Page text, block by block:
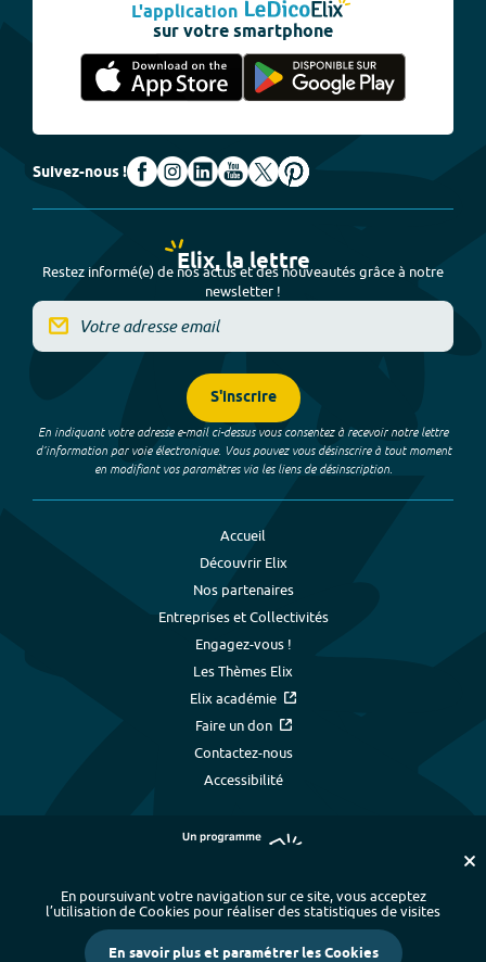
L'application
sur votre smartphone
Suivez-nous !
Elix, la lettre
Restez informé(e) de nos actus et des nouveautés grâce à notre
newsletter !
S'inscrire
En indiquant votre adresse e-mail ci-dessus vous consentez à recevoir notre lettre
d’information par voie électronique. Vous pouvez vous désinscrire à tout moment
en modifiant vos paramètres via les liens de désinscription.
Accueil
Découvrir Elix
Nos partenaires
Entreprises et Collectivités
Engagez-vous !
Les Thèmes Elix
Elix académie
Faire un don
Contactez-nous
Accessibilité
Plan du site - Index alphabétique
-
Mentions légales et données personnelles
- Paramétrer les cookies
En poursuivant votre navigation sur ce site, vous acceptez
l’utilisation de Cookies pour réaliser des statistiques de visites
En savoir plus et paramétrer les Cookies